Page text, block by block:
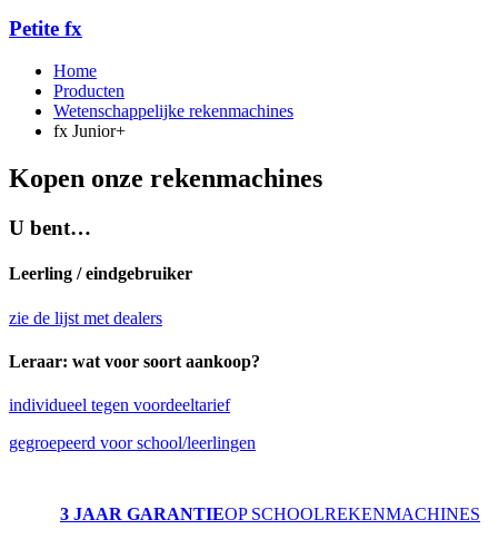
Petite fx
Home
Producten
Wetenschappelijke rekenmachines
fx Junior+
Kopen onze rekenmachines
U bent…
Leerling / eindgebruiker
zie de lijst met dealers
Leraar: wat voor soort aankoop?
individueel tegen voordeeltarief
gegroepeerd voor school/leerlingen
3 JAAR GARANTIEOP SCHOOLREKENMACHINES